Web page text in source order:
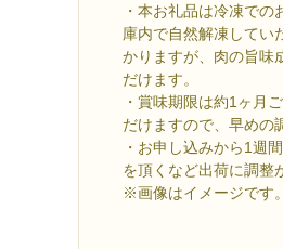
・本お礼品は冷凍で
庫内で自然解凍してい
かりますが、肉の旨味
だけます。
・賞味期限は約1ヶ月
だけますので、早めの
・お申し込みから1週
を頂くなど出荷に調整
※画像はイメージです。